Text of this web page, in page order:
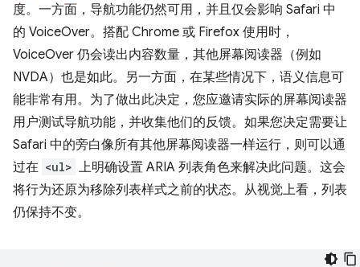
度。一方面，导航功能仍然可用，并且仅会影响 Safari 中
的 VoiceOver。搭配 Chrome 或 Firefox 使用时，
VoiceOver 仍会读出内容数量，其他屏幕阅读器（例如
NVDA）也是如此。另一方面，在某些情况下，语义信息可
能非常有用。为了做出此决定，您应邀请实际的屏幕阅读器
用户测试导航功能，并收集他们的反馈。如果您决定需要让
Safari 中的旁白像所有其他屏幕阅读器一样运行，则可以通
过在 <ul> 上明确设置 ARIA 列表角色来解决此问题。这会
将行为还原为移除列表样式之前的状态。从视觉上看，列表
仍保持不变。